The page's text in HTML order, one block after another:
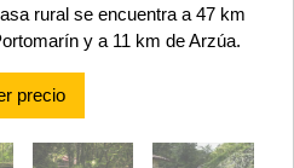
rural se encuentra a 47 km
y a 11 km de Arzúa.
precio